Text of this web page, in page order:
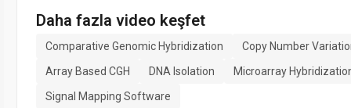
Daha fazla video keşfet
Comparative Genomic Hybridization
Copy Number
Array Based CGH
DNA Isolation
Microarray
Signal Mapping Software